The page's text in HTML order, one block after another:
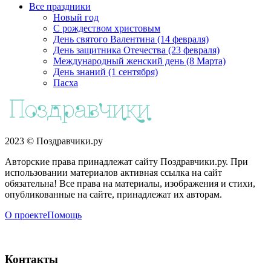
Все праздники
Новый год
С рождеством христовым
День святого Валентина (14 февраля)
День защитника Отечества (23 февраля)
Международный женский день (8 Марта)
День знаний (1 сентября)
Пасха
2023 © Поздравчики.ру
Авторские права принадлежат сайту Поздравчики.ру. При
использовании материалов активная ссылка на сайт
обязательна! Все права на материалы, изображения и стихи,
опубликованные на сайте, принадлежат их авторам.
О проектеПомощь
Контакты